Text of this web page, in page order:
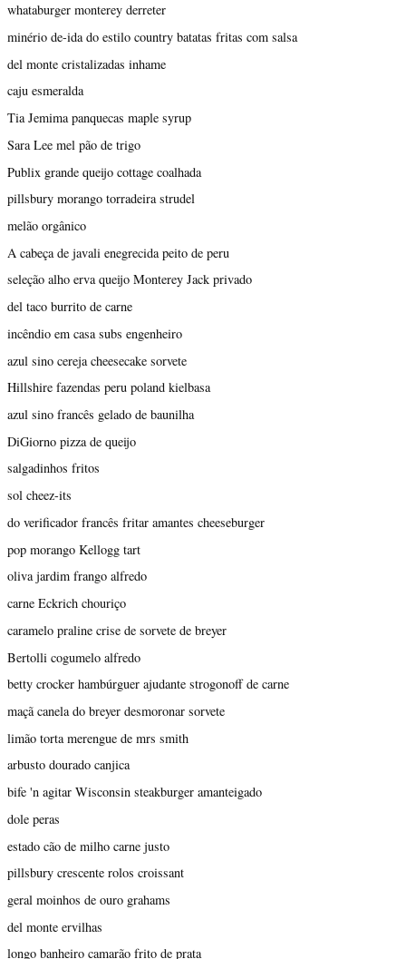
whataburger monterey derreter
minério de-ida do estilo country batatas fritas com salsa
del monte cristalizadas inhame
caju esmeralda
Tia Jemima panquecas maple syrup
Sara Lee mel pão de trigo
Publix grande queijo cottage coalhada
pillsbury morango torradeira strudel
melão orgânico
A cabeça de javali enegrecida peito de peru
seleção alho erva queijo Monterey Jack privado
del taco burrito de carne
incêndio em casa subs engenheiro
azul sino cereja cheesecake sorvete
Hillshire fazendas peru poland kielbasa
azul sino francês gelado de baunilha
DiGiorno pizza de queijo
salgadinhos fritos
sol cheez-its
do verificador francês fritar amantes cheeseburger
pop morango Kellogg tart
oliva jardim frango alfredo
carne Eckrich chouriço
caramelo praline crise de sorvete de breyer
Bertolli cogumelo alfredo
betty crocker hambúrguer ajudante strogonoff de carne
maçã canela do breyer desmoronar sorvete
limão torta merengue de mrs smith
arbusto dourado canjica
bife 'n agitar Wisconsin steakburger amanteigado
dole peras
estado cão de milho carne justo
pillsbury crescente rolos croissant
geral moinhos de ouro grahams
del monte ervilhas
longo banheiro camarão frito de prata